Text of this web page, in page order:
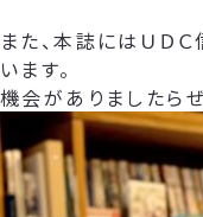
また、本誌にはＵＤ
います。
機会がありましたら